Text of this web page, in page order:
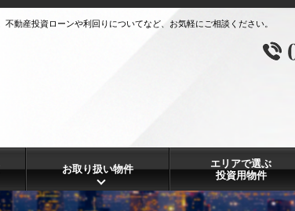
動産投資ローンや利回りについてなど、お気軽にご相談ください。
お取り扱い物件
エリアで選ぶ
投資用物件